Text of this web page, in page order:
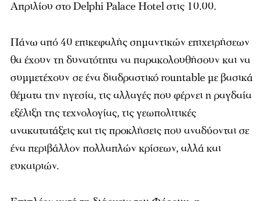
Απριλίου στο Delphi Palace Hotel στις 10.00.
Πάνω από 40 επικεφαλής σημαντικών επιχειρήσεων
θα έχουν τη δυνατότητα να παρακολουθήσουν και να
συμμετέχουν σε ένα διαδραστικό rountable με βασικά
θέματα την ηγεσία, τις αλλαγές που φέρνει η ραγδαία
εξέλιξη της τεχνολογίας, τις γεωπολιτικές
ανακατατάξεις και τις προκλήσεις που αναδύονται σε
ένα περιβάλλον πολλαπλών κρίσεων, αλλά και
ευκαιριών.